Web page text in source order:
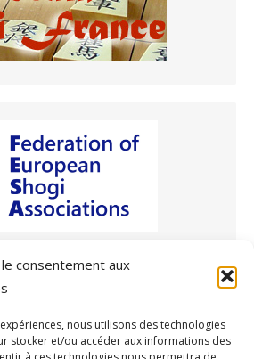
consentement aux
nous utilisons des technologies
stocker et/ou accéder aux informations des